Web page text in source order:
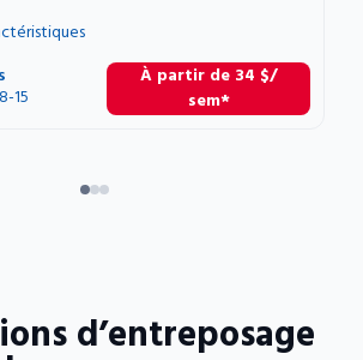
15
À partir de 34 $/
sem*
d’entreposage